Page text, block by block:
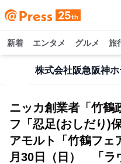
新着 エンタメ グルメ 旅
株式会社阪急阪神
ニッカ創業者「竹鶴
フ「忍足(おしだり)
アモルト「竹鶴フ
月30日（日） 「ラ